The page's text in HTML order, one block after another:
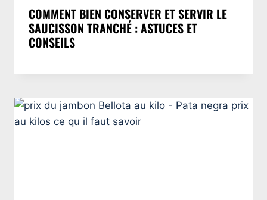
COMMENT BIEN CONSERVER ET SERVIR LE
SAUCISSON TRANCHÉ : ASTUCES ET
CONSEILS